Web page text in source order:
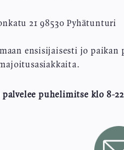
21 98530 Pyhätunturi
ensisijaisesti jo paikan
palvelee puhelimitse klo 8-
Image